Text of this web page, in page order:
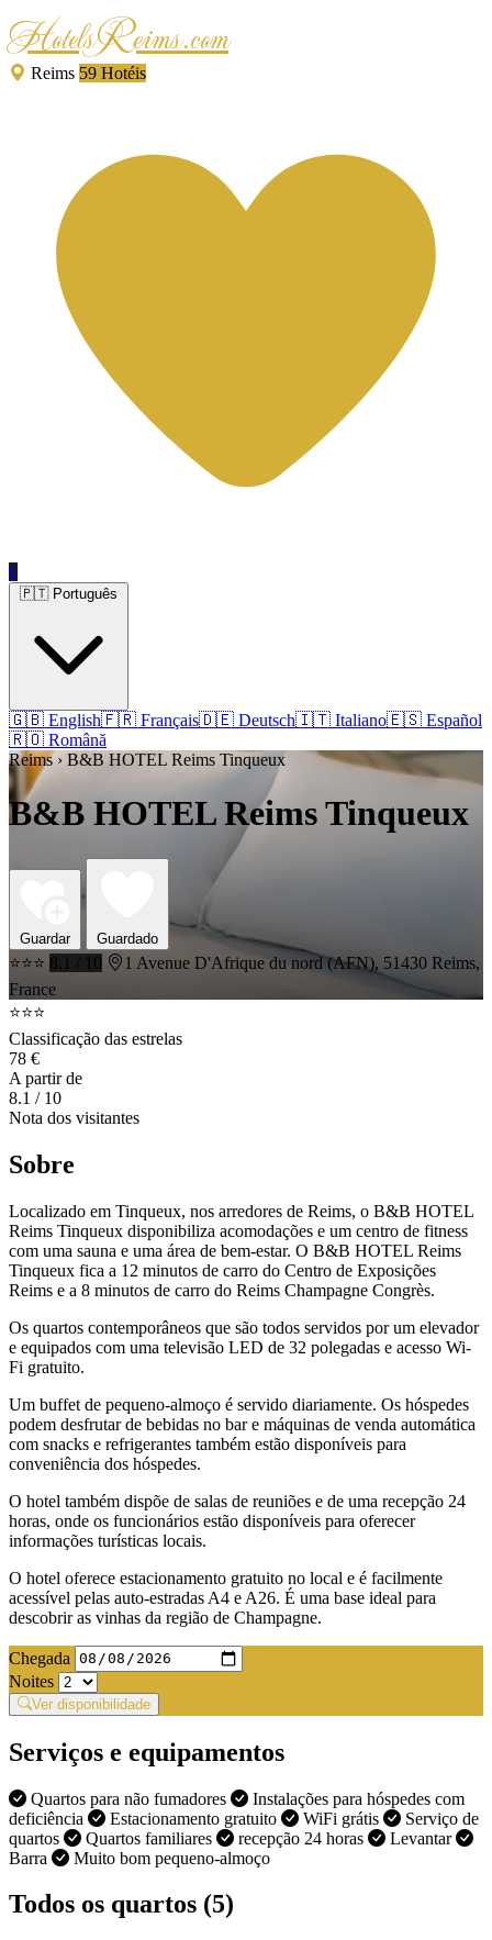
HotelsReims.com
Reims 59 Hotéis
0
🇬🇧 English🇫🇷 Français🇩🇪 Deutsch🇮🇹 Italiano🇪🇸 Español
🇷🇴 Română
Reims › B&B HOTEL Reims Tinqueux
B&B HOTEL Reims Tinqueux
Guardar Guardado
⭐⭐⭐ 8.1 / 10
1 Avenue D'Afrique du nord (AFN), 51430 Reims,
France
⭐⭐⭐
Classificação das estrelas
78 €
A partir de
8.1 / 10
Nota dos visitantes
Sobre
Localizado em Tinqueux, nos arredores de Reims, o B&B HOTEL
Reims Tinqueux disponibiliza acomodações e um centro de fitness
com uma sauna e uma área de bem-estar. O B&B HOTEL Reims
Tinqueux fica a 12 minutos de carro do Centro de Exposições
Reims e a 8 minutos de carro do Reims Champagne Congrès.
Os quartos contemporâneos que são todos servidos por um elevador
e equipados com uma televisão LED de 32 polegadas e acesso Wi-
Fi gratuito.
Um buffet de pequeno-almoço é servido diariamente. Os hóspedes
podem desfrutar de bebidas no bar e máquinas de venda automática
com snacks e refrigerantes também estão disponíveis para
conveniência dos hóspedes.
O hotel também dispõe de salas de reuniões e de uma recepção 24
horas, onde os funcionários estão disponíveis para oferecer
informações turísticas locais.
O hotel oferece estacionamento gratuito no local e é facilmente
acessível pelas auto-estradas A4 e A26. É uma base ideal para
descobrir as vinhas da região de Champagne.
Chegada
Noites
Ver disponibilidade
Serviços e equipamentos
Quartos para não fumadores
Instalações para hóspedes com
deficiência
Estacionamento gratuito WiFi grátis
Serviço de
quartos
Quartos familiares recepção 24 horas
Levantar
Barra
Muito bom pequeno-almoço
Todos os quartos (5)